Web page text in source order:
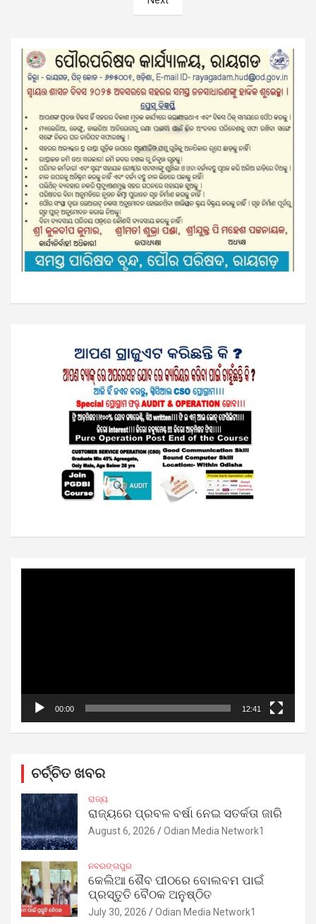
00:00 12:41
ଚର୍ଚ୍ଚିତ ଖବର
ରାଜ୍ୟ
ରାଜ୍ୟରେ ପ୍ରବଳ ବର୍ଷା ନେଇ ସତର୍କତା ଜାରି
August 6, 2026 Odian Media Network1
ନବରଙ୍ଗପୁର
କେଲିଆ ଶୈବ ପୀଠରେ ବୋଲବମ ପାଇଁ
ପ୍ରସ୍ତୁତି ବୈଠକ ଅନୁଷ୍ଠିତ
July 30, 2026 Odian Media Network1